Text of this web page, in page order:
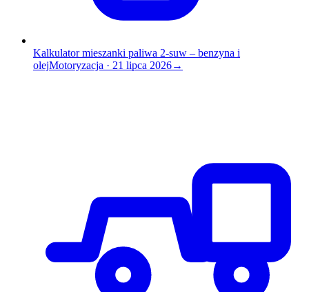
Kalkulator mieszanki paliwa 2-suw – benzyna i
olejMotoryzacja · 21 lipca 2026→